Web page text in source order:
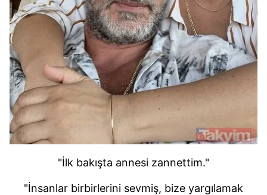
"İlk bakışta annesi zannettim."
"İnsanlar birbirlerini sevmiş, bize yargılamak